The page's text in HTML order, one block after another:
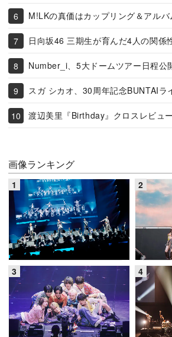
M!LKの真価はカップリング＆アルバ
日向坂46 三期生が育んだ4人の関係
Number_i、5大ドームツアー日程公
スガ シカオ、30周年記念BUNTAIラ
渡辺美里『Birthday』クロスレビュー
画像ランキング